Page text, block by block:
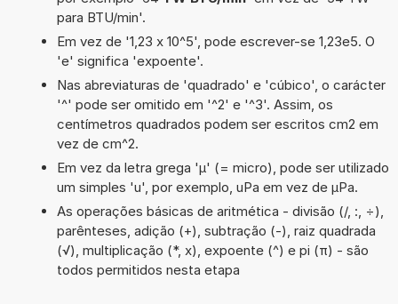
para BTU/min'.
Em vez de '1,23 x 10^5', pode escrever-se 1,23e5. O
'e' significa 'expoente'.
Nas abreviaturas de 'quadrado' e 'cúbico', o carácter
'^' pode ser omitido em '^2' e '^3'. Assim, os
centímetros quadrados podem ser escritos cm2 em
vez de cm^2.
Em vez da letra grega 'µ' (= micro), pode ser utilizado
um simples 'u', por exemplo, uPa em vez de µPa.
As operações básicas de aritmética - divisão (/, :, ÷),
parênteses, adição (+), subtração (-), raiz quadrada
(√), multiplicação (*, x), expoente (^) e pi (π) - são
todos permitidos nesta etapa